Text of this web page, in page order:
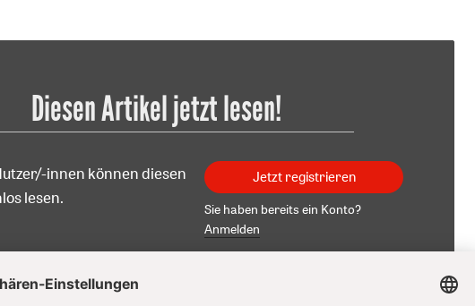
Diesen Artikel jetzt lesen!
innen können diesen
lesen.
Jetzt registrieren
Sie haben bereits ein Konto?
Anmelden